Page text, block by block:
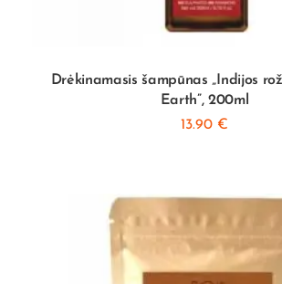
Drėkinamasis šampūnas „Indijos
Earth”, 200ml
13.90 €